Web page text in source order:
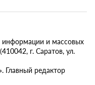
информации и массовых
г. Саратов, ул.
редактор